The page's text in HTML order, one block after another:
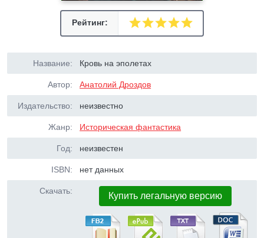
Рейтинг:
Название: Кровь на эполетах
Автор: Анатолий Дроздов
Издательство: неизвестно
Жанр: Историческая фантастика
Год: неизвестен
ISBN: нет данных
Скачать: Купить легальную версию